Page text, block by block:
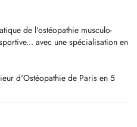
de l'ostéopathie musculo-
avec une spécialisation en
d'Ostéopathie de Paris en 5